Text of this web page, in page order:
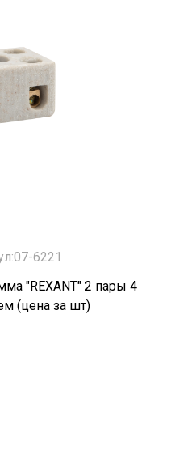
6221
"REXANT" 2 пары 4
(цена за шт)